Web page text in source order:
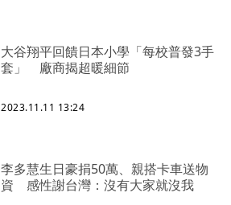
大谷翔平回饋日本小學「每校普發3手
套」 廠商揭超暖細節
2023.11.11 13:24
李多慧生日豪捐50萬、親搭卡車送物
資 感性謝台灣：沒有大家就沒我